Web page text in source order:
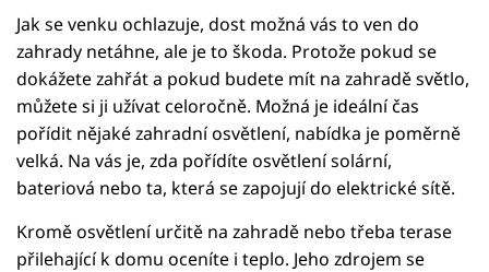
Jak se venku ochlazuje, dost možná vás to ven do
zahrady netáhne, ale je to škoda. Protože pokud se
dokážete zahřát a pokud budete mít na zahradě světlo,
můžete si ji užívat celoročně. Možná je ideální čas
pořídit nějaké zahradní osvětlení, nabídka je poměrně
velká. Na vás je, zda pořídíte osvětlení solární,
bateriová nebo ta, která se zapojují do elektrické sítě.
Kromě osvětlení určitě na zahradě nebo třeba terase
přilehající k domu oceníte i teplo. Jeho zdrojem se